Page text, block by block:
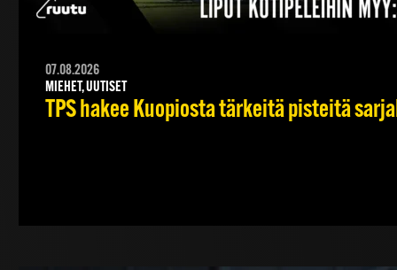
07.08.2026
MIEHET, UUTISET
TPS hakee Kuopiosta tärkeitä pisteitä